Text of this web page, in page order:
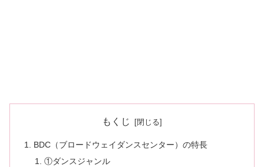
もくじ
BDC（ブロードウェイダンスセンター）の特長
①ダンスジャンル